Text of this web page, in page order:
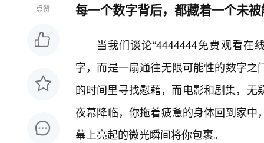
点赞 每一个数字背后，都藏着一个未
当我们谈论“4444444免费观看在
字，而是一扇通往无限可能性的数字
的时间里寻找慰藉，而电影和剧集，
夜幕降临，你拖着疲惫的身体回到家
幕上亮起的微光瞬间将你包裹。